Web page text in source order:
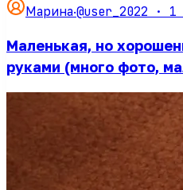
Марина·@user_2022 · 1
Маленькая, но
руками (много фото,